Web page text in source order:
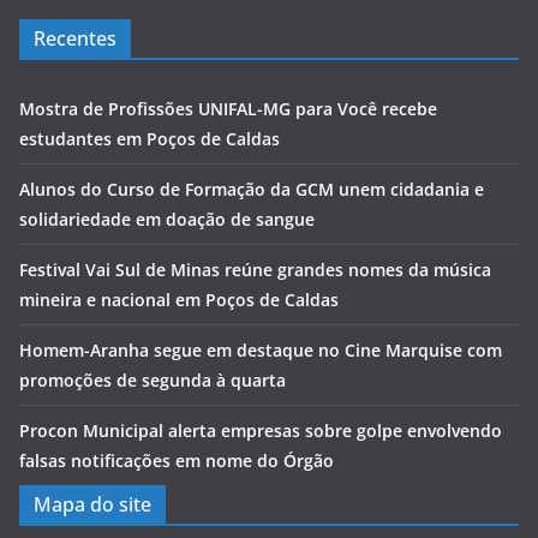
Recentes
Mostra de Profissões UNIFAL-MG para Você recebe
estudantes em Poços de Caldas
Alunos do Curso de Formação da GCM unem cidadania e
solidariedade em doação de sangue
Festival Vai Sul de Minas reúne grandes nomes da música
mineira e nacional em Poços de Caldas
Homem-Aranha segue em destaque no Cine Marquise com
promoções de segunda à quarta
Procon Municipal alerta empresas sobre golpe envolvendo
falsas notificações em nome do Órgão
Mapa do site